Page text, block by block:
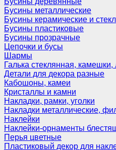
Бусины металлические
Бусины керамические и
Бусины пластиковые
Бусины прозрачные
Цепочки и бусы
Шармы
Галька стеклянная, камешки,
Детали для декора разные
Кабошоны, камеи
Кристаллы и камни
Накладки, рамки, уголки
Накладки металлические,
Наклейки
Наклейки-орнаменты
Перья цветные
Пластиковый декор для